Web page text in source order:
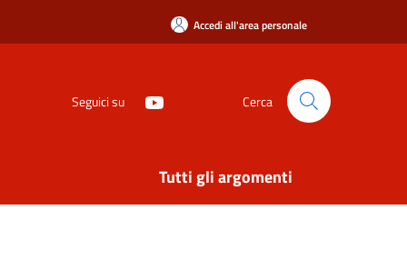
Accedi all'area personale
Seguici su Cerca
Tutti gli argomenti